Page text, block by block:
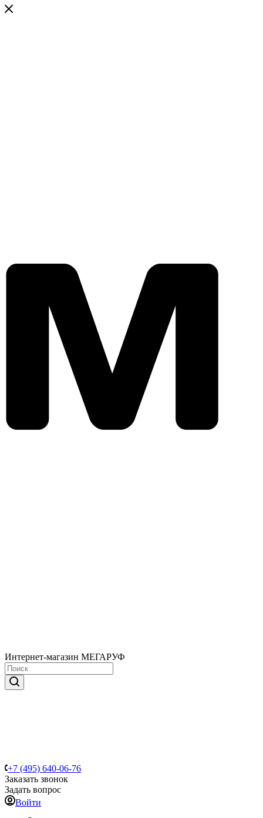
Интернет-магазин МЕГАРУФ
+7 (495) 640-06-76
Заказать звонок
Задать вопрос
Войти